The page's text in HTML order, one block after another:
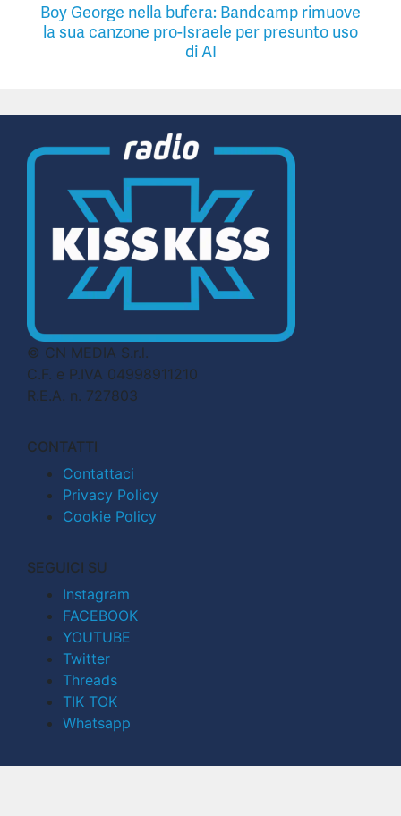
Boy George nella bufera: Bandcamp rimuove
la sua canzone pro-Israele per presunto uso
di AI
© CN MEDIA S.r.l.
C.F. e P.IVA 04998911210
R.E.A. n. 727803
CONTATTI
Contattaci
Privacy Policy
Cookie Policy
SEGUICI SU
Instagram
FACEBOOK
YOUTUBE
Twitter
Threads
TIK TOK
Whatsapp